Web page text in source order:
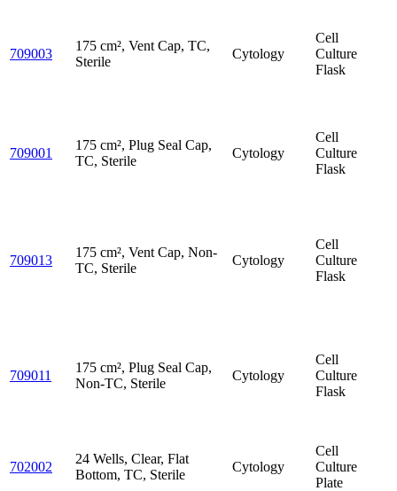
709003
175 cm², Vent Cap, TC,
Sterile
Cytology
Cell
Culture
Flask
709001
175 cm², Plug Seal Cap,
TC, Sterile
Cytology
Cell
Culture
Flask
709013
175 cm², Vent Cap, Non-
TC, Sterile
Cytology
Cell
Culture
Flask
709011
175 cm², Plug Seal Cap,
Non-TC, Sterile
Cytology
Cell
Culture
Flask
702002
24 Wells, Clear, Flat
Bottom, TC, Sterile
Cytology
Cell
Culture
Plate